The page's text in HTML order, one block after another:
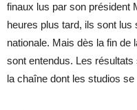
finaux lus par son président
heures plus tard, ils sont
nationale. Mais dès la fin de
sont entendus. Les
la chaîne dont les studios